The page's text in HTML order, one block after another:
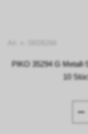
PIKO 35294 G Metall-
10